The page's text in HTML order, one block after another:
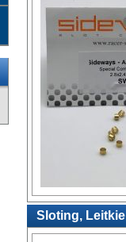
Sloting,